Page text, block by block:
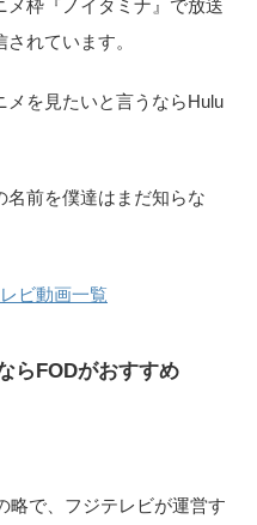
メ枠『ノイタミナ』で放送
れています。
メを見たいと言うならHulu
名前を僕達はまだ知らな
ビ動画一覧
らFODがおすすめ
略で、フジテレビが運営す